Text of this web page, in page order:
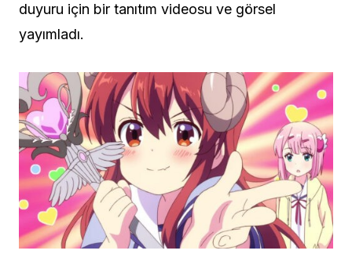
duyuru için bir tanıtım videosu ve görsel
yayımladı.